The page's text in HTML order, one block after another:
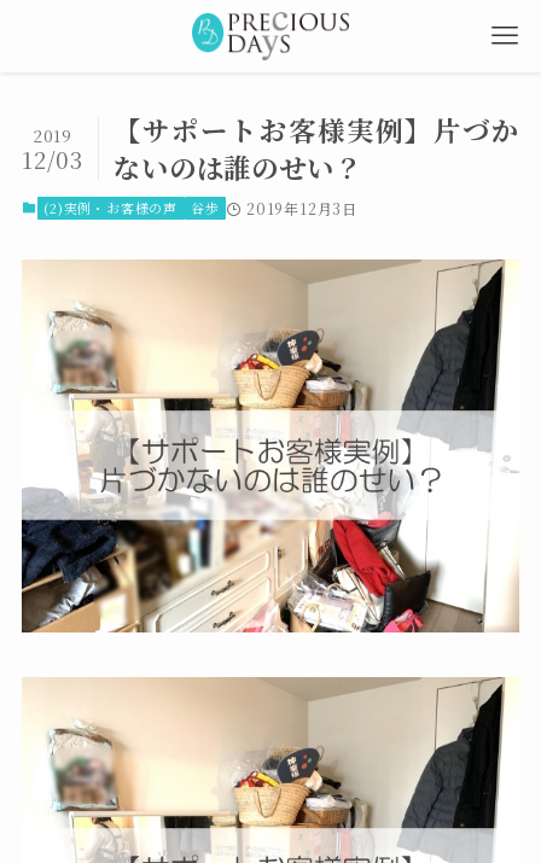
【サポートお客様実例】片づか
ないのは誰のせい？
2019
12/03
(2)実例・お客様の声 谷歩 2019年12月3日